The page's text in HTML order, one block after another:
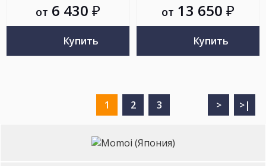
от 6 430 ₽
Купить
от 13 650 ₽
Купить
1 2 3 > >|
Momoi